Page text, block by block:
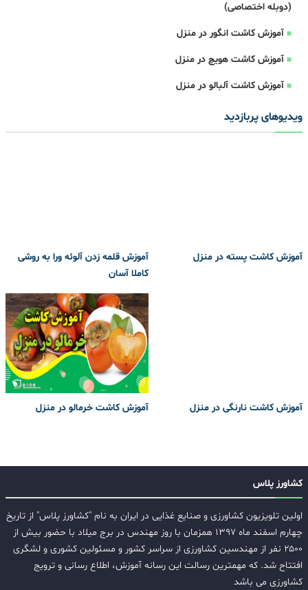
(دوبله اختصاصی)
آموزش کاشت انگور در منزل
آموزش کاشت هویچ در منزل
آموزش کاشت آلبالو در منزل
ویدیوهای پربازدید
آموزش کاشت پسته در منزل
آموزش قلمه زدن آلوئه ورا به روشی
کاملا آسان
آموزش کاشت نارنگی در منزل آموزش کاشت خرمالو در منزل
کشاورز پلاس
اولین تلویزیون کشاورزی و صنایع غذایی در ایران به نام "کشاورز پلاس" از تاریخ
چهارم اسفند ماه ۱۳۹۷ همزمان با روز مهندس در برج میلاد با حضور بیش از
۲۵۰۰ نفر از مهندسین کشاورزی از سراسر کشور و مسئولین کشوری و لشگری
افتتاح شد. که مهمترین رسالت این رسانه آموزش، اطلاع رسانی و ترویج
کشاورزی می باشد